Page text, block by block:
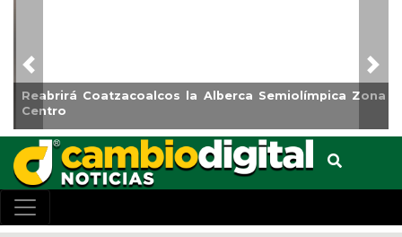
Reabrirá Coatzacoalcos la Alberca Semiolímpica Zona
Centro
Previous